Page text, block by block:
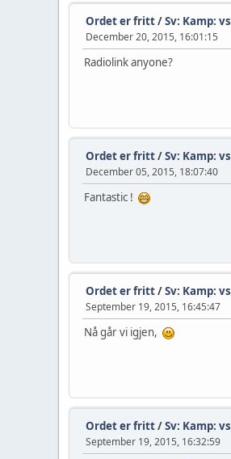
Ordet er fritt/Sv: Kamp:
December 20, 2015, 16:01:15
Radiolink anyone?
Ordet er fritt/Sv: Kamp:
December 05, 2015, 18:07:40
Fantastic !
Ordet er fritt/Sv: Kamp:
September 19, 2015, 16:45:47
Nå går vi igjen,
Ordet er fritt/Sv: Kamp:
September 19, 2015, 16:32:59